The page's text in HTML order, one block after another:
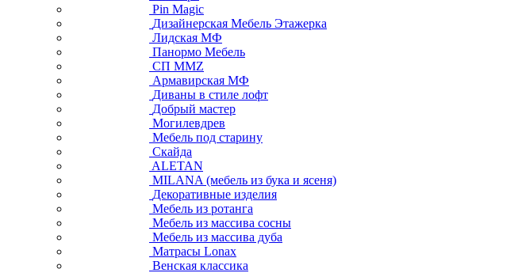
Pin Magic
Дизайнерская Мебель Этажерка
Лидская МФ
Панормо Мебель
СП ММZ
Армавирская МФ
Диваны в стиле лофт
Добрый мастер
Могилевдрев
Мебель под старину
Скайда
ALETAN
MILANA (мебель из бука и ясеня)
Декоративные изделия
Мебель из ротанга
Мебель из массива сосны
Мебель из массива дуба
Матрасы Lonax
Венская классика